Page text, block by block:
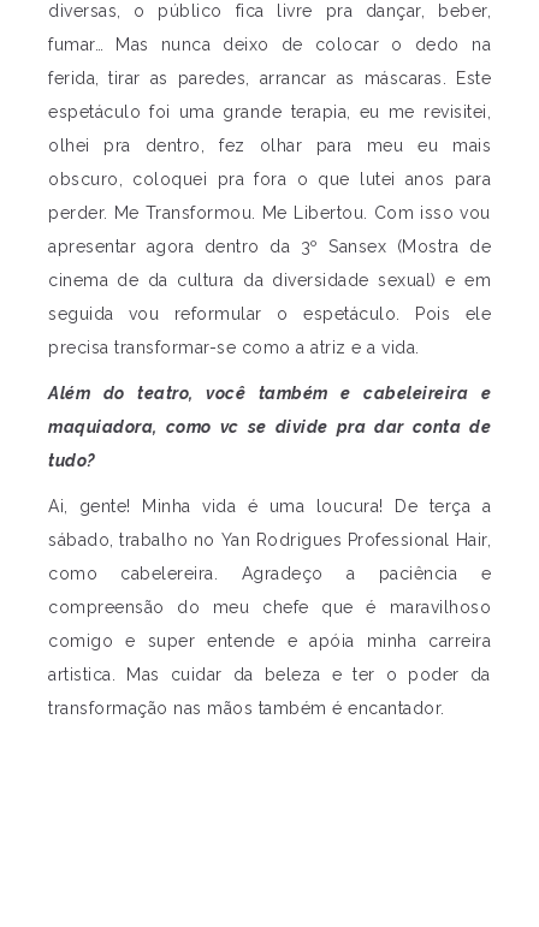
diversas, o público fica livre pra dançar, beber,
fumar… Mas nunca deixo de colocar o dedo na
ferida, tirar as paredes, arrancar as máscaras. Este
espetáculo foi uma grande terapia, eu me revisitei,
olhei pra dentro, fez olhar para meu eu mais
obscuro, coloquei pra fora o que lutei anos para
perder. Me Transformou. Me Libertou. Com isso vou
apresentar agora dentro da 3º Sansex (Mostra de
cinema de da cultura da diversidade sexual) e em
seguida vou reformular o espetáculo. Pois ele
precisa transformar-se como a atriz e a vida.
Além do teatro, você também e cabeleireira e
maquiadora, como vc se divide pra dar conta de
tudo?
Ai, gente! Minha vida é uma loucura! De terça a
sábado, trabalho no Yan Rodrigues Professional Hair,
como cabelereira. Agradeço a paciência e
compreensão do meu chefe que é maravilhoso
comigo e super entende e apóia minha carreira
artistica. Mas cuidar da beleza e ter o poder da
transformação nas mãos também é encantador.